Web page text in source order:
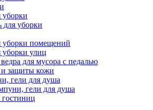
уборки
для уборки
уборки помещений
уборки улиц
для мусора с педалью
защиты кожи
гели для душа
гели для душа
гостиниц